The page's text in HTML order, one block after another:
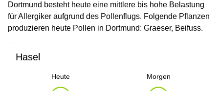
Dortmund besteht heute eine mittlere bis hohe Belastung
für Allergiker aufgrund des Pollenflugs. Folgende Pflanzen
produzieren heute Pollen in Dortmund: Graeser, Beifuss.
Hasel
Heute Morgen